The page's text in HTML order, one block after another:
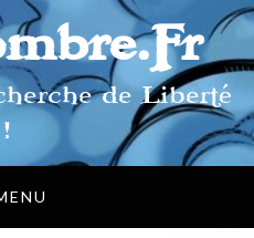
de Liberté
!